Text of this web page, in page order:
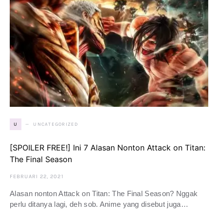
U UNCATEGORIZED
[SPOILER FREE!] Ini 7 Alasan Nonton Attack on Titan:
The Final Season
FEBRUARI 22, 2021
Alasan nonton Attack on Titan: The Final Season? Nggak
perlu ditanya lagi, deh sob. Anime yang disebut juga…